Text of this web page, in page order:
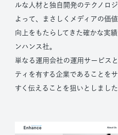
ルな人材と独自開発のテクノロ
よって、まさしくメディアの価
向上をもたらしてきた確かな実
ンハンス社。
単なる運用会社の運用サービス
ティを有する企業であることを
すく伝えることを狙いとしました